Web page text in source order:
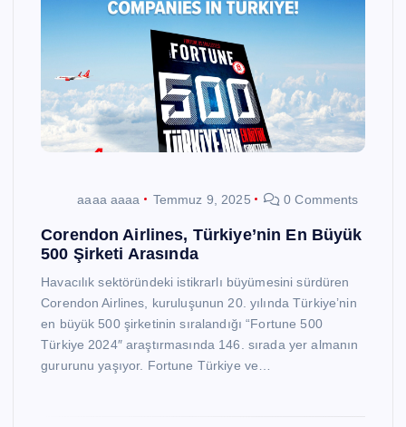
aaaa aaaa Temmuz 9, 2025 0 Comments
Corendon Airlines, Türkiye’nin En Büyük
500 Şirketi Arasında
Havacılık sektöründeki istikrarlı büyümesini sürdüren
Corendon Airlines, kuruluşunun 20. yılında Türkiye’nin
en büyük 500 şirketinin sıralandığı “Fortune 500
Türkiye 2024″ araştırmasında 146. sırada yer almanın
gururunu yaşıyor. Fortune Türkiye ve…